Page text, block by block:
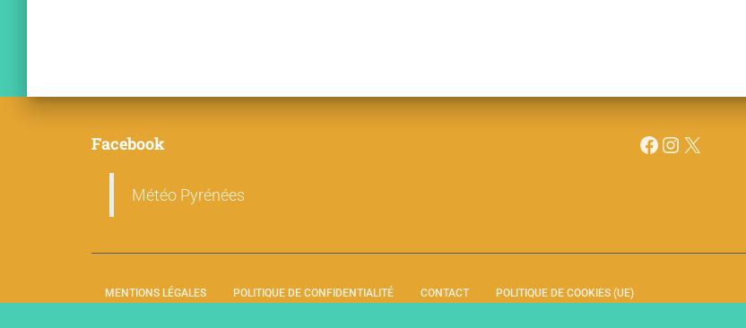
Facebook
Météo Pyrénées
MENTIONS LÉGALES POLITIQUE DE CONFIDENTIALITÉ CONTACT POLITIQUE DE COOKIES (UE)